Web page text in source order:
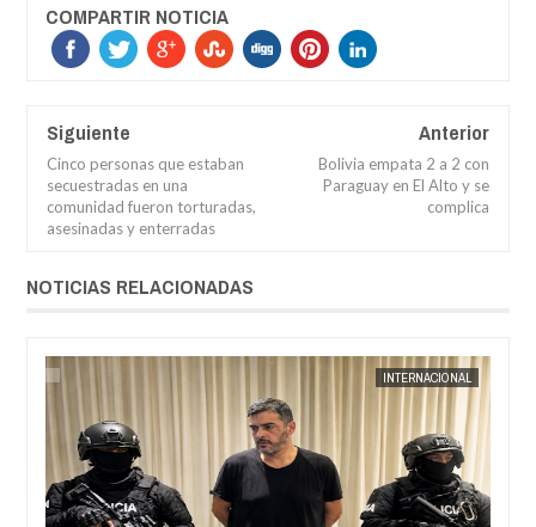
COMPARTIR NOTICIA
Siguiente
Cinco personas que estaban
secuestradas en una
comunidad fueron torturadas,
asesinadas y enterradas
Anterior
Bolivia empata 2 a 2 con
Paraguay en El Alto y se
complica
NOTICIAS RELACIONADAS
INTERNACIONAL JORGE